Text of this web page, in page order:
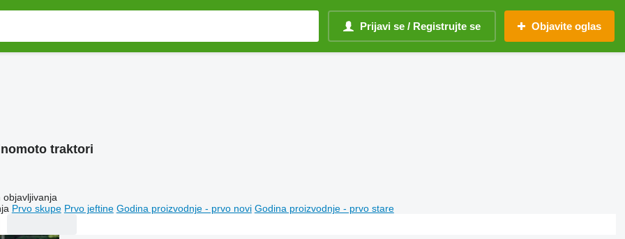
Prijavi se / Registrujte se Objavite oglas
traktori
objavljivanja
Prvo skupe Prvo jeftine Godina proizvodnje - prvo novi Godina proizvodnje - prvo stare